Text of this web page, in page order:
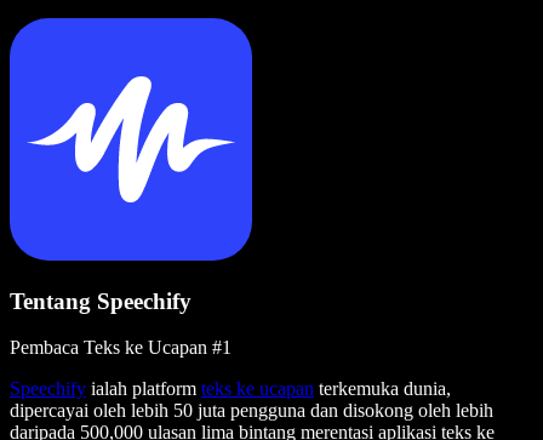
Tentang Speechify
Pembaca Teks ke Ucapan #1
Speechify ialah platform teks ke ucapan terkemuka dunia,
dipercayai oleh lebih 50 juta pengguna dan disokong oleh lebih
daripada 500,000 ulasan lima bintang merentasi aplikasi teks ke